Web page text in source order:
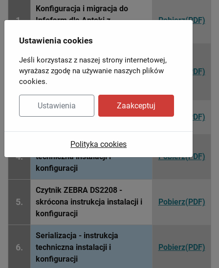
1.
Konfiguracja i migracja do
Infofarm dla Apteki z
Pobierz(PDF)
2.
InfofarmApteka (DOS) do
przejścia na Infofarm dla
Pobierz(PDF)
3.
Aktualizacja wersji programu
Pobierz(PDF)
4.
e-Recepta - instrukcja
techniczna instalacji i
konfiguracji
Pobierz(PDF)
5.
Czytnik ZEBRA DS2208 -
skrócona instrukcja instalacji i
konfiguracji
Pobierz(PDF)
6.
Serializacja - instrukcja
techniczna instalacji i
konfiguracji
Pobierz(PDF)
Ustawienia cookies
Jeśli korzystasz z naszej strony internetowej,
wyrażasz zgodę na używanie naszych plików
cookies.
Ustawienia Zaakceptuj
Polityka cookies